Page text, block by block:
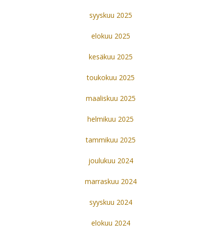
syyskuu 2025
elokuu 2025
kesäkuu 2025
toukokuu 2025
maaliskuu 2025
helmikuu 2025
tammikuu 2025
joulukuu 2024
marraskuu 2024
syyskuu 2024
elokuu 2024